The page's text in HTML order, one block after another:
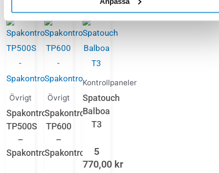
Du Kanske Också Gillar …
Övrigt
Spakontroll
TP500S
–
Spakontroll
Övrigt
Spakontroll
TP600
–
Spakontroll
Kontrollpaneler
Spatouch
Balboa
T3
5
770,00 kr